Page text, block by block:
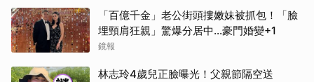
「百億千金」老公街頭摟嫩妹被抓包！「臉
埋頸肩狂親」驚爆分居中...豪門婚變+1
鏡報
林志玲4歲兒正臉曝光！父親節隔空送